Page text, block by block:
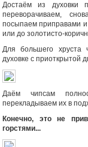
Достаём из духовки
переворачиваем,
посыпаем приправами
или до золотисто-
Для большего хруста
духовке с приоткрытой
Даём чипсам
перекладываем их в
Конечно, это не
горстями...